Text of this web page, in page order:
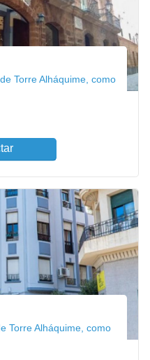
Torre Alháquime, como
Torre Alháquime, como